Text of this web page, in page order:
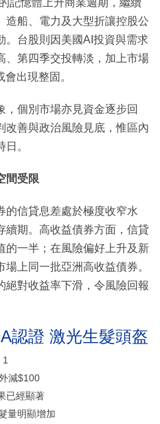
記憶體上升商業週期，繼續
造船、電力及大型折讓控股公
。台股則因美國AI投資與需求
、第四季交投轉淡，加上市場
出現整固。
，個別市場亦見資金逐步回
改善與政治風險見底，惟區內
。
間受限
的信貸息差處於極度收窄水
續期。高收益債券方面，信貸
的一半；在風險偏好上升及新
上同一批亞洲高收益債券。
絕對收益率下滑，令風險回報
認證 激光生髮頭盔
減$100
已經顯著
量明顯增加